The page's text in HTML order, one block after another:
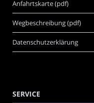
Anfahrtskarte (pdf)
Wegbeschreibung (pdf)
Datenschutzerklärung
SERVICE